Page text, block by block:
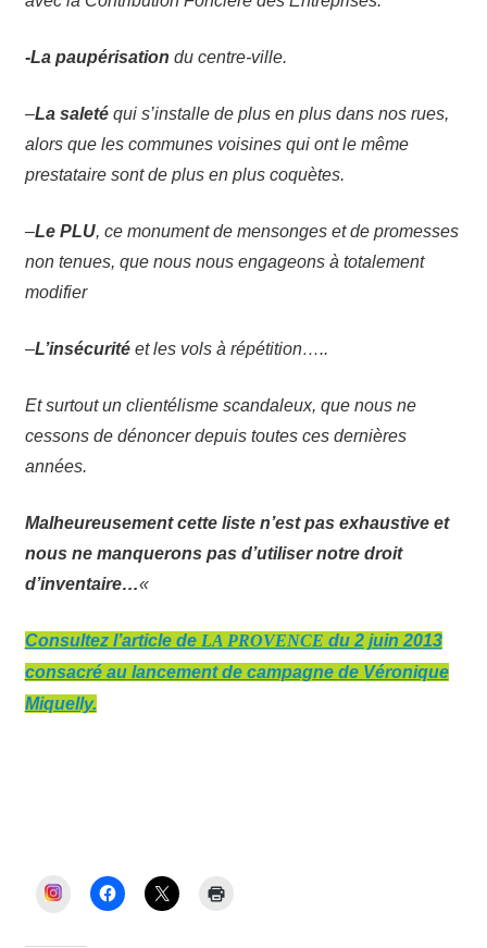
-La paupérisation du centre-ville.
–La saletéqui s’installe de plus en plus dans nos rues,
alors que les communes voisines qui ont le même
prestataire sont de plus en plus coquètes.
–Le PLU, ce monument de mensonges et de promesses
non tenues, que nous nous engageons à totalement
modifier
–L’insécuritéet les vols à répétition…..
Et surtout un clientélisme scandaleux, que nous ne
cessons de dénoncer depuis toutes ces dernières
années.
Malheureusement cette liste n’est pas exhaustive et
nous ne manquerons pas d’utiliser notre droit
d’inventaire…«
Consultez l’article de LA PROVENCE du 2 juin 2013
consacré au lancement de campagne de Véronique
Miquelly.
INSTAGRAM